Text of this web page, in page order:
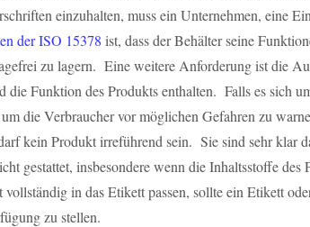
einzuhalten, muss ein Unternehmen, eine
der ISO 15378 ist, dass der Behälter seine
zu lagern. Eine weitere Anforderung ist die
die Funktion des Produkts enthalten. Falls es sich
die Verbraucher vor möglichen Gefahren zu
kein Produkt irreführend sein. Sie sind sehr klar
gestattet, insbesondere wenn die Inhaltsstoffe
in das Etikett passen, sollte ein Etikett
zu stellen.